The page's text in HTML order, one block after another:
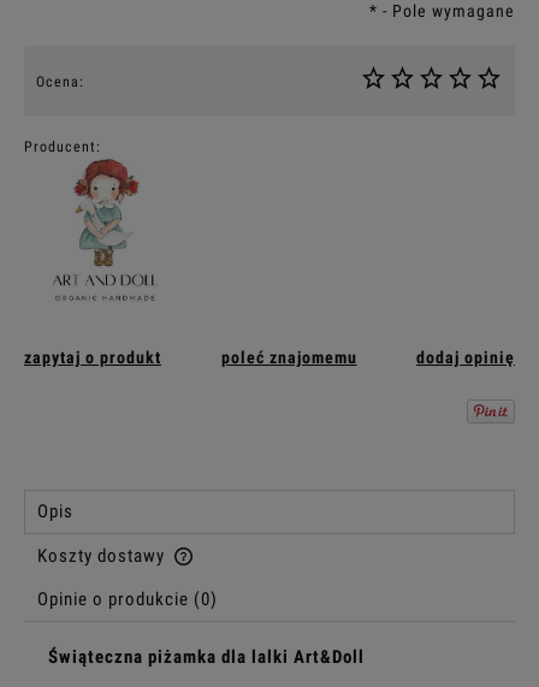
* - Pole wymagane
Ocena:
Producent:
zapytaj o produkt poleć znajomemu dodaj opinię
Opis
Koszty dostawy
Cena nie zawiera ewentualnych kosztów płatności
Opinie o produkcie (0)
Świąteczna piżamka dla lalki Art&Doll